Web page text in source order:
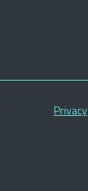
Privacy